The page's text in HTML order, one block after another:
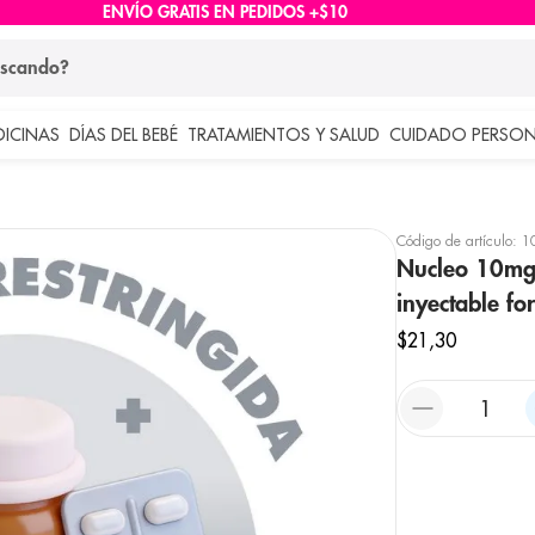
ENVÍO GRATIS EN PEDIDOS +$10
DÍAS DEL BEBÉ TRATAMIENTOS Y SALUD CUIDADO
Código de artículo:
Nucleo
inyectable
$21 ,30
buscados